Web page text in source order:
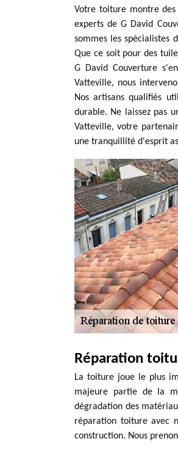
Votre toiture montre des
experts de G David
sommes les spécialistes
Que ce soit pour des
G David Couverture
Vatteville, nous
Nos artisans qualifiés
durable. Ne laissez pas
Vatteville, votre
une tranquillité d'esprit
Réparation
La toiture joue le plus
majeure partie de la
dégradation des
réparation toiture avec
construction. Nous